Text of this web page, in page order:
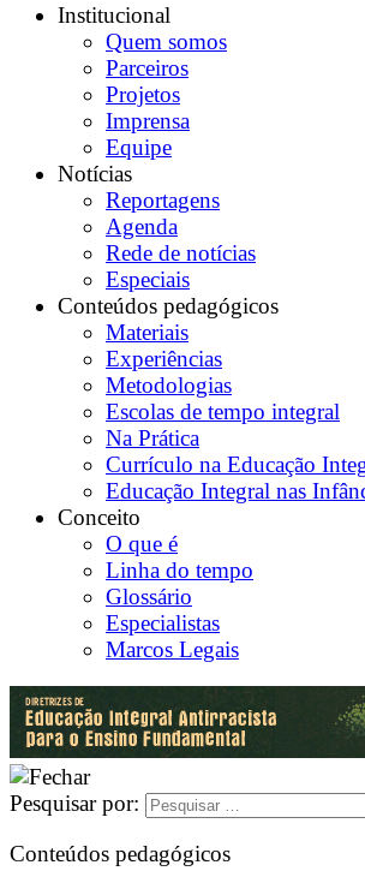
Institucional
Quem somos
Parceiros
Projetos
Imprensa
Equipe
Notícias
Reportagens
Agenda
Rede de notícias
Especiais
Conteúdos pedagógicos
Materiais
Experiências
Metodologias
Escolas de tempo integral
Na Prática
Currículo na Educação
Educação Integral nas
Conceito
O que é
Linha do tempo
Glossário
Especialistas
Marcos Legais
Pesquisar por:
Conteúdos pedagógicos